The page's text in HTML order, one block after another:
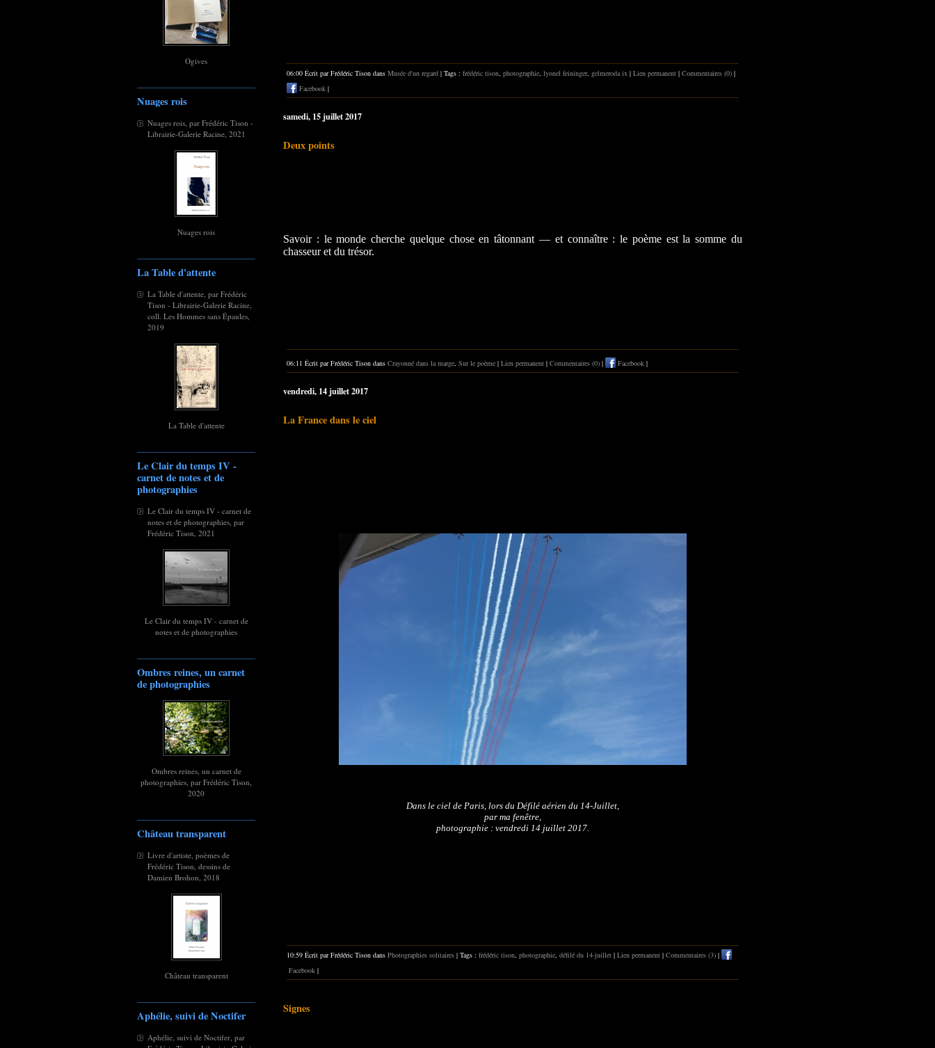
Ogives
Nuages rois
Nuages rois, par Frédéric Tison -
Librairie-Galerie Racine, 2021
Nuages rois
La Table d'attente
La Table d'attente, par Frédéric
Tison - Librairie-Galerie Racine,
coll. Les Hommes sans Épaules,
2019
La Table d'attente
Le Clair du temps IV -
carnet de notes et de
photographies
Le Clair du temps IV - carnet de
notes et de photographies, par
Frédéric Tison, 2021
Le Clair du temps IV - carnet de
notes et de photographies
Ombres reines, un carnet
de photographies
Ombres reines, un carnet de
photographies, par Frédéric Tison,
2020
Château transparent
Livre d'artiste, poèmes de
Frédéric Tison, dessins de
Damien Brohon, 2018
Château transparent
Aphélie, suivi de Noctifer
Aphélie, suivi de Noctifer, par
06:00 Écrit par Frédéric Tison dans Musée d'un regard | Tags : frédéric tison, photographie, lyonel feininger, gelmeroda ix | Lien permanent | Commentaires (0) |
Facebook |
samedi, 15 juillet 2017
Deux points
Savoir : le monde cherche quelque chose en tâtonnant — et connaître : le poème est la somme du
chasseur et du trésor.
06:11 Écrit par Frédéric Tison dans Crayonné dans la marge, Sur le poème | Lien permanent | Commentaires (0) | Facebook |
vendredi, 14 juillet 2017
La France dans le ciel
Dans le ciel de Paris, lors du Défilé aérien du 14-Juillet,
par ma fenêtre,
photographie : vendredi 14 juillet 2017.
10:59 Écrit par Frédéric Tison dans Photographies solitaires | Tags : frédéric tison, photographie, défilé du 14-juillet | Lien permanent | Commentaires (3) |
Facebook |
Signes